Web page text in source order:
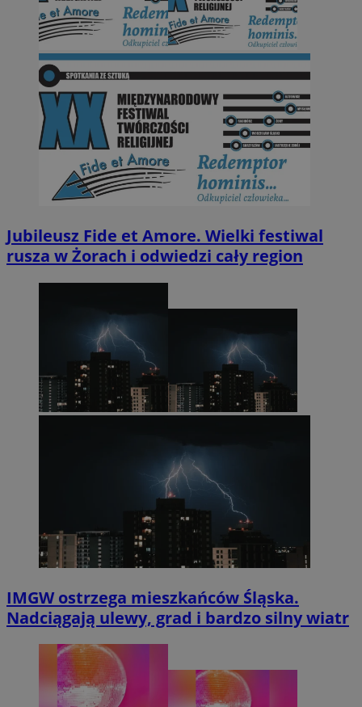
Jubileusz Fide et Amore. Wielki festiwal
rusza w Żorach i odwiedzi cały region
IMGW ostrzega mieszkańców Śląska.
Nadciągają ulewy, grad i bardzo silny wiatr